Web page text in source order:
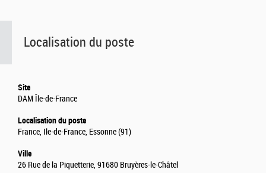
Localisation du poste
Site
DAM Île-de-France
Localisation du poste
France, Ile-de-France, Essonne (91)
Ville
26 Rue de la Piquetterie, 91680 Bruyères-le-Châtel